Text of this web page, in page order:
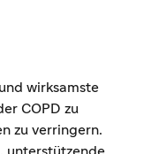
wirksamste
COPD zu
zu verringern.